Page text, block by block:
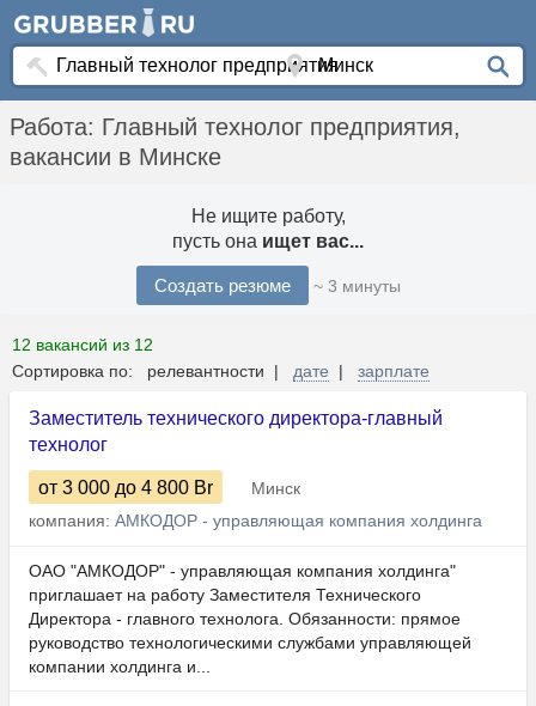
Работа: Главный технолог предприятия,
вакансии в Минске
Не ищите работу,
пусть она ищет вас...
Создать резюме ~ 3 минуты
12 вакансий из 12
Сортировка по: релевантности | дате | зарплате
Заместитель технического директора-главный
технолог
от 3 000 до 4 800 Br
Минск
компания: АМКОДОР - управляющая компания холдинга
ОАО "АМКОДОР" - управляющая компания холдинга"
приглашает на работу Заместителя Технического
Директора - главного технолога. Обязанности: прямое
руководство технологическими службами управляющей
компании холдинга и...